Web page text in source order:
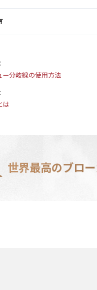
ー分岐線の使用方法
は
世界最高のブロ